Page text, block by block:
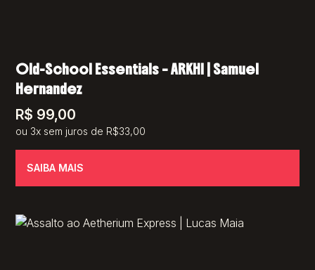
Old-School Essentials – ARKHI | Samuel
Hernandez
R$ 99,00
ou 3x sem juros de R$33,00
SAIBA MAIS